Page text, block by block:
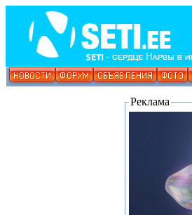
Реклама